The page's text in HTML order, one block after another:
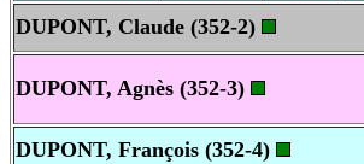
DUPONT, Claude (352-2)
DUPONT, Agnès (352-3)
DUPONT, François (352-4)